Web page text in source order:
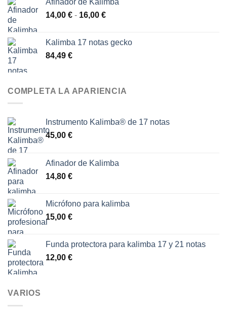
14,00 € - 16,00 €Rango
desde
Kalimba 17 notas gecko
84,49 €
COMPLETA LA APARIENCIA
Instrumento Kalimba® de 17 notas
45,00 €
Afinador de Kalimba
14,80 €
Micrófono para kalimba
15,00 €
Funda protectora para kalimba 17 y 21 notas
12,00 €
VARIOS